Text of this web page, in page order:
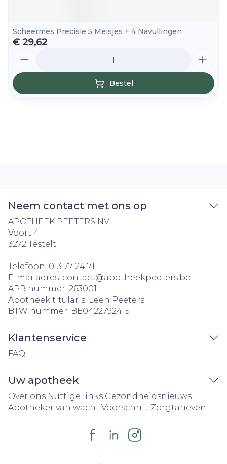
Scheermes Precisie 5 Meisjes + 4 Navullingen
€ 29,62
Bestel
Neem contact met ons op
APOTHEEK PEETERS NV
Voort 4
3272 Testelt
Telefoon: 013 77 24 71
E-mailadres: contact@apotheekpeeters.be
APB nummer: 263001
Apotheek titularis: Leen Peeters
BTW nummer: BE0422792415
Klantenservice
FAQ
Uw apotheek
Over ons Nuttige links Gezondheidsnieuws
Apotheker van wacht Voorschrift Zorgtarieven